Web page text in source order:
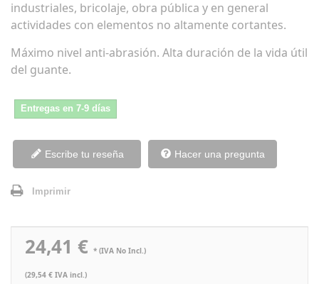
industriales, bricolaje, obra pública y en general
actividades con elementos no altamente cortantes.
Máximo nivel anti-abrasión. Alta duración de la vida útil
del guante.
Entregas en 7-9 días
Escribe tu reseña Hacer una pregunta
Imprimir
24,41 € * (IVA No Incl.)
(29,54 € IVA incl.)